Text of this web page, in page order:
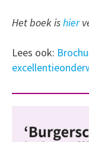
Het boek ishier
Lees ook: